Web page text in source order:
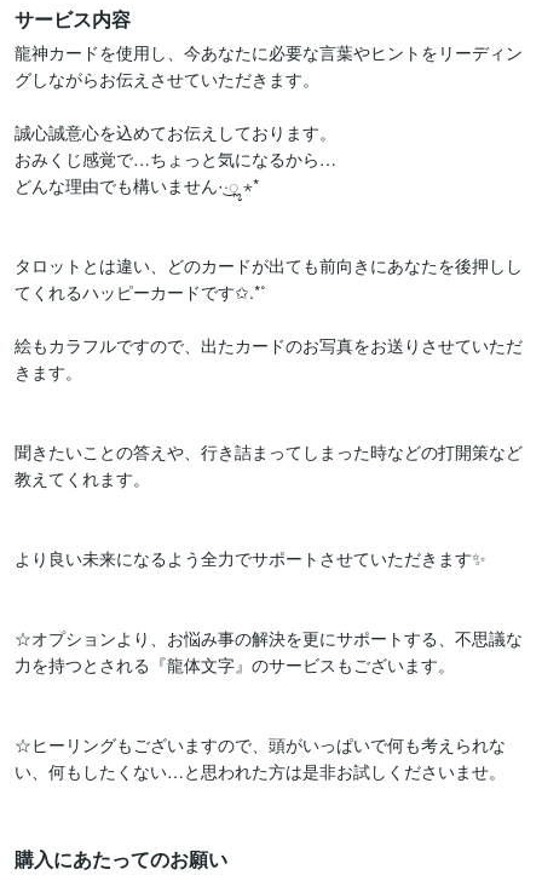
サービス内容
龍神カードを使用し、今あなたに必要な言葉やヒントをリーディン
グしながらお伝えさせていただきます。
誠心誠意心を込めてお伝えしております。
おみくじ感覚で…ちょっと気になるから…
どんな理由でも構いません·͜·ೢ ⋆*
タロットとは違い、どのカードが出ても前向きにあなたを後押しし
てくれるハッピーカードです✩.*˚
絵もカラフルですので、出たカードのお写真をお送りさせていただ
きます。
聞きたいことの答えや、行き詰まってしまった時などの打開策など
教えてくれます。
より良い未来になるよう全力でサポートさせていただきます✨
☆オプションより、お悩み事の解決を更にサポートする、不思議な
力を持つとされる『龍体文字』のサービスもございます。
☆ヒーリングもございますので、頭がいっぱいで何も考えられな
い、何もしたくない…と思われた方は是非お試しくださいませ。
購入にあたってのお願い